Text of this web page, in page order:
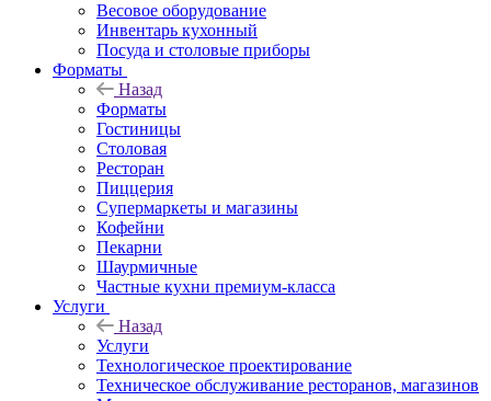
Весовое оборудование
Инвентарь кухонный
Посуда и столовые приборы
Форматы
Назад
Форматы
Гостиницы
Столовая
Ресторан
Пиццерия
Супермаркеты и магазины
Кофейни
Пекарни
Шаурмичные
Частные кухни премиум-класса
Услуги
Назад
Услуги
Технологическое проектирование
Техническое обслуживание ресторанов, магазинов